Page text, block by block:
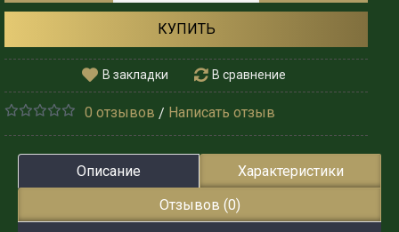
КУПИТЬ
В закладки В сравнение
0 отзывов / Написать отзыв
Описание
Характеристики
Отзывов (0)